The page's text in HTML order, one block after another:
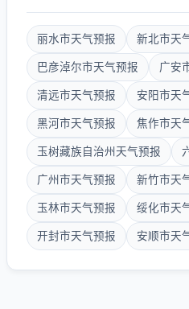
丽水市天气预报 新北市天
巴彦淖尔市天气预报 广安
清远市天气预报 安阳市天
黑河市天气预报 焦作市天
玉树藏族自治州天气预报
广州市天气预报 新竹市天
玉林市天气预报 绥化市天
开封市天气预报 安顺市天